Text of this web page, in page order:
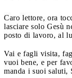
Caro lettore, ora
lasciare solo Gesù
posto di lavoro, al
Vai e fagli visita,
vuoi bene, e per
manda i suoi saluti,